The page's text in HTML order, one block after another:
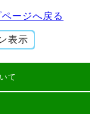
ページへ戻る
表示
て